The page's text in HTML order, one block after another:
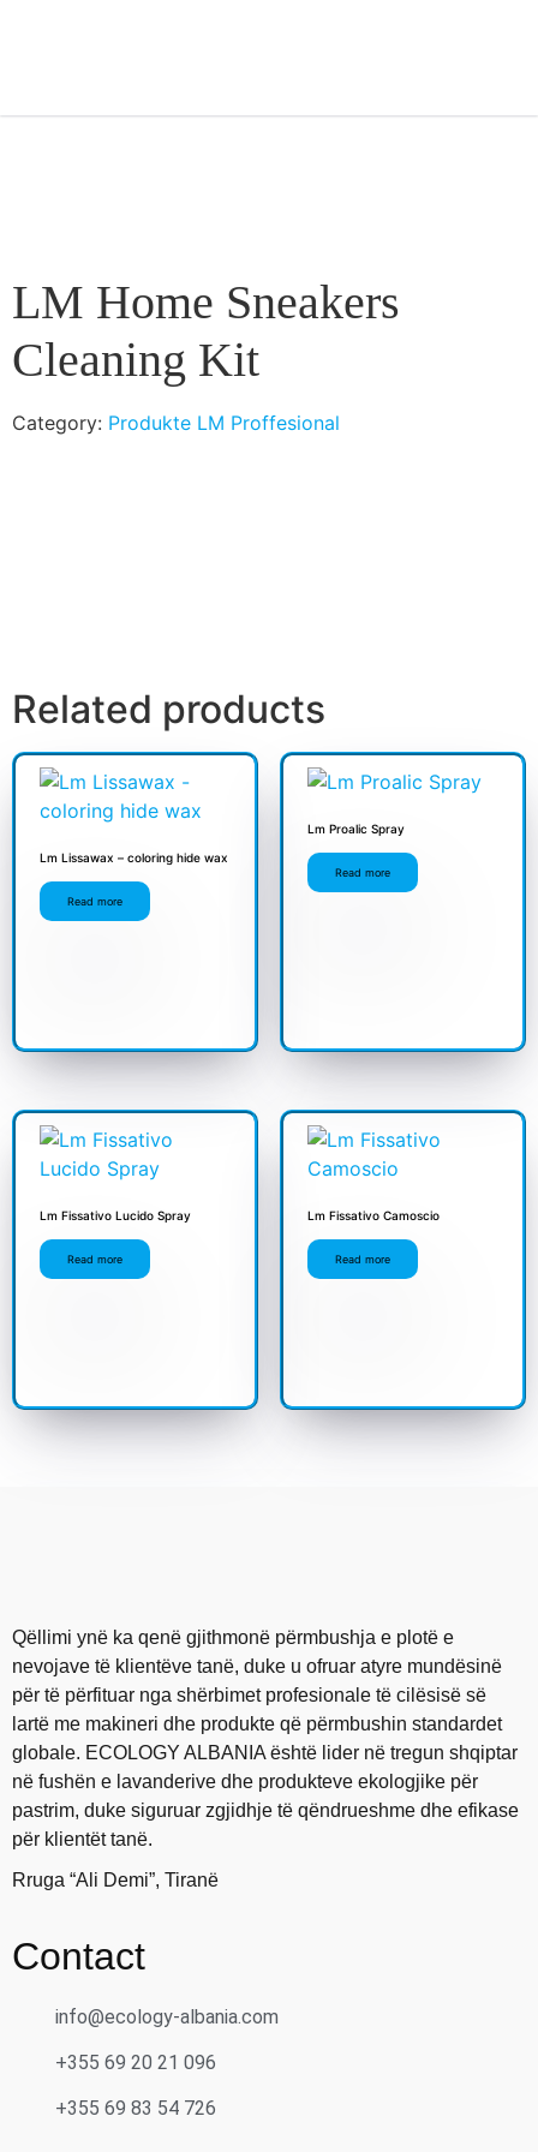
LM Home Sneakers
Cleaning Kit
Category: Produkte LM Proffesional
Related products
Lm Lissawax – coloring hide wax
Read more
Lm Proalic Spray
Read more
Lm Fissativo Lucido Spray
Read more
Lm Fissativo Camoscio
Read more
Qëllimi ynë ka qenë gjithmonë përmbushja e plotë e
nevojave të klientëve tanë, duke u ofruar atyre mundësinë
për të përfituar nga shërbimet profesionale të cilësisë së
lartë me makineri dhe produkte që përmbushin standardet
globale. ECOLOGY ALBANIA është lider në tregun shqiptar
në fushën e lavanderive dhe produkteve ekologjike për
pastrim, duke siguruar zgjidhje të qëndrueshme dhe efikase
për klientët tanë.
Rruga “Ali Demi”, Tiranë
Contact
info@ecology-albania.com
+355 69 20 21 096
+355 69 83 54 726